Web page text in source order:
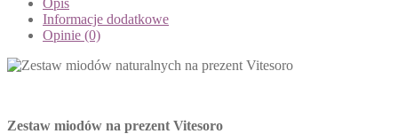
Informacje dodatkowe
Opinie (0)
Zestaw miodów na prezent Vitesoro